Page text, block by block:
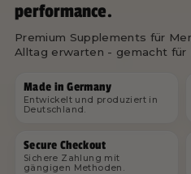
performance.
Premium Supplements für
Alltag erwarten - gemacht
Made in Germany
Entwickelt und produziert in
Deutschland.
Secure Checkout
Sichere Zahlung mit
gängigen Methoden.